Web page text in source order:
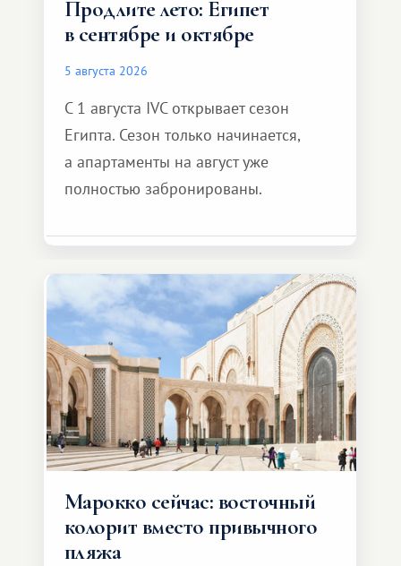
Продлите лето: Египет
в сентябре и октябре
5 августа 2026
С 1 августа IVC открывает сезон
Египта. Сезон только начинается,
а апартаменты на август уже
полностью забронированы.
Марокко сейчас: восточный
колорит вместо привычного
пляжа